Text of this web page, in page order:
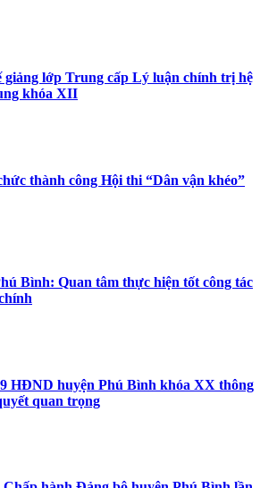
giảng lớp Trung cấp Lý luận chính trị hệ
khóa XII
thành công Hội thi “Dân vận khéo”
Bình: Quan tâm thực hiện tốt công tác
HĐND huyện Phú Bình khóa XX thông
quan trọng